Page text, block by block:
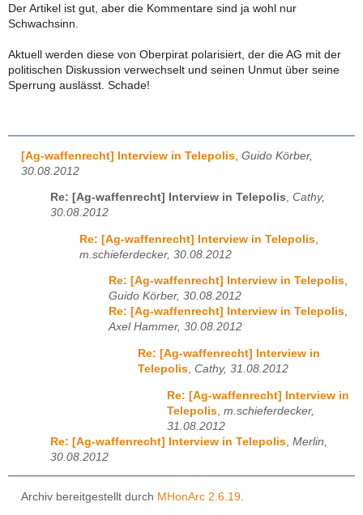
Der Artikel ist gut, aber die Kommentare sind ja wohl nur
Schwachsinn.
Aktuell werden diese von Oberpirat polarisiert, der die AG mit der
politischen Diskussion verwechselt und seinen Unmut über seine
Sperrung auslässt. Schade!
[Ag-waffenrecht] Interview in Telepolis Guido Körber,
30.08.2012
Re: [Ag-waffenrecht] Interview in Telepolis, Cathy,
30.08.2012
Re: [Ag-waffenrecht] Interview in Telepolis
m.schieferdecker, 30.08.2012
Re: [Ag-waffenrecht] Interview in Telepolis,
Guido Körber, 30.08.2012
Re: [Ag-waffenrecht] Interview in Telepolis,
Axel Hammer, 30.08.2012
Re: [Ag-waffenrecht] Interview in
Telepolis Cathy, 31.08.2012
Re: [Ag-waffenrecht] Interview in
Telepolis m.schieferdecker,
31.08.2012
Re: [Ag-waffenrecht] Interview in Telepolis Merlin,
30.08.2012
Archiv bereitgestellt durch MHonArc 2.6.19